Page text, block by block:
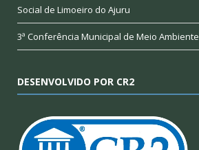
Social de Limoeiro do Ajuru
3ª Conferência Municipal de Meio Ambiente
DESENVOLVIDO POR CR2